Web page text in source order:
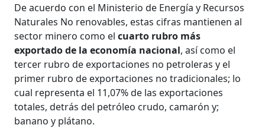
De acuerdo con el Ministerio de Energía y Recursos
Naturales No renovables, estas cifras mantienen al
sector minero como el cuarto rubro más
exportado de la economía nacional, así como el
tercer rubro de exportaciones no petroleras y el
primer rubro de exportaciones no tradicionales; lo
cual representa el 11,07% de las exportaciones
totales, detrás del petróleo crudo, camarón y;
banano y plátano.